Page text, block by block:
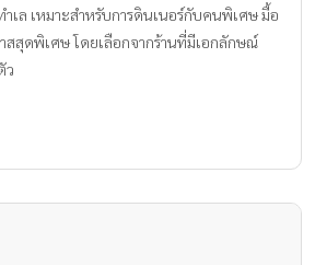
ำเล เหมาะสำหรับการดินเนอร์กับคนพิเศษ มื้อ
สุดพิเศษ โดยเลือกจากร้านที่มีเอกลักษณ์
ว